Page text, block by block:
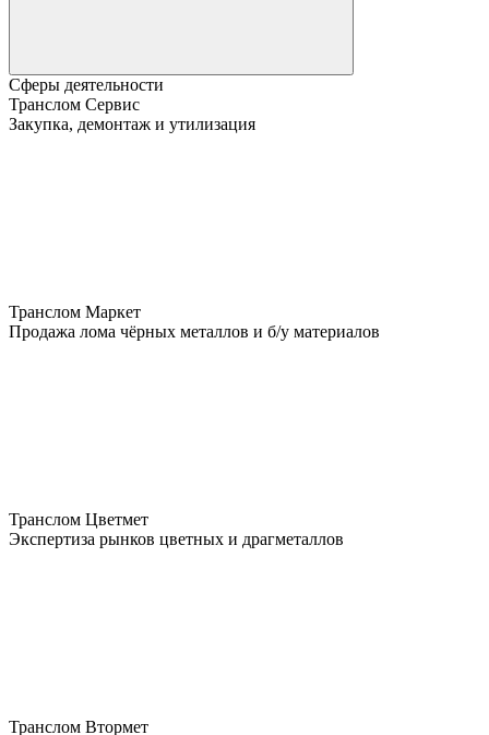
Сферы деятельности
Транслом Сервис
Закупка, демонтаж и утилизация
Транслом Маркет
Продажа лома чёрных металлов и б/у материалов
Транслом Цветмет
Экспертиза рынков цветных и драгметаллов
Транслом Втормет